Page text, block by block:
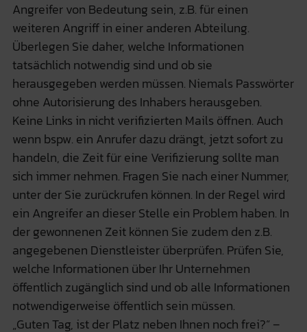
Angreifer von Bedeutung sein, z.B. für einen
weiteren Angriff in einer anderen Abteilung.
Überlegen Sie daher, welche Informationen
tatsächlich notwendig sind und ob sie
herausgegeben werden müssen. Niemals Passwörter
ohne Autorisierung des Inhabers herausgeben.
Keine Links in nicht verifizierten Mails öffnen. Auch
wenn bspw. ein Anrufer dazu drängt, jetzt sofort zu
handeln, die Zeit für eine Verifizierung sollte man
sich immer nehmen. Fragen Sie nach einer Nummer,
unter der Sie zurückrufen können. In der Regel wird
ein Angreifer an dieser Stelle ein Problem haben. In
der gewonnenen Zeit können Sie zudem den z.B.
angegebenen Dienstleister überprüfen. Prüfen Sie,
welche Informationen über Ihr Unternehmen
öffentlich zugänglich sind und ob alle Informationen
notwendigerweise öffentlich sein müssen.
„Guten Tag, ist der Platz neben Ihnen noch frei?“ –